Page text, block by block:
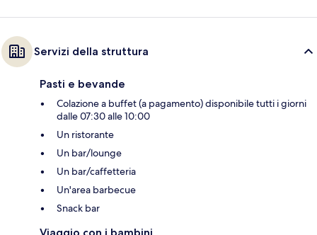
Servizi della struttura
Pasti e bevande
Colazione a buffet (a pagamento) disponibile tutti i giorni
dalle 07:30 alle 10:00
Un ristorante
Un bar/lounge
Un bar/caffetteria
Un'area barbecue
Snack bar